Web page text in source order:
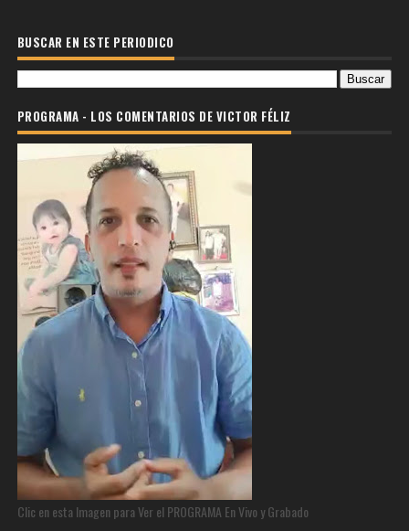
BUSCAR EN ESTE PERIODICO
PROGRAMA - LOS COMENTARIOS DE VICTOR FÉLIZ
Clic en esta Imagen para Ver el PROGRAMA En Vivo y Grabado